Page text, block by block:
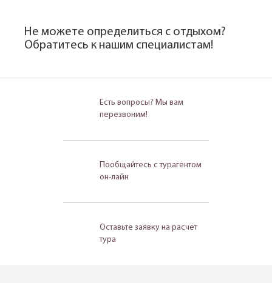
Не можете определиться с отдыхом?
Обратитесь к нашим специалистам!
Есть вопросы? Мы вам
перезвоним!
Пообщайтесь с турагентом
он-лайн
Оставьте заявку на расчёт
тура